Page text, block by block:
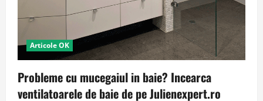
Articole OK
Probleme cu mucegaiul in baie? Incearca
ventilatoarele de baie de pe Julienexpert.ro